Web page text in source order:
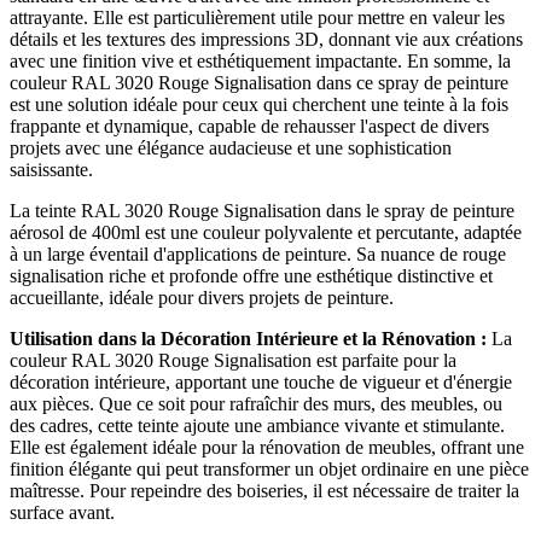
attrayante. Elle est particulièrement utile pour mettre en valeur les
détails et les textures des impressions 3D, donnant vie aux créations
avec une finition vive et esthétiquement impactante. En somme, la
couleur RAL 3020 Rouge Signalisation dans ce spray de peinture
est une solution idéale pour ceux qui cherchent une teinte à la fois
frappante et dynamique, capable de rehausser l'aspect de divers
projets avec une élégance audacieuse et une sophistication
saisissante.
La teinte RAL 3020 Rouge Signalisation dans le spray de peinture
aérosol de 400ml est une couleur polyvalente et percutante, adaptée
à un large éventail d'applications de peinture. Sa nuance de rouge
signalisation riche et profonde offre une esthétique distinctive et
accueillante, idéale pour divers projets de peinture.
Utilisation dans la Décoration Intérieure et la Rénovation : La
couleur RAL 3020 Rouge Signalisation est parfaite pour la
décoration intérieure, apportant une touche de vigueur et d'énergie
aux pièces. Que ce soit pour rafraîchir des murs, des meubles, ou
des cadres, cette teinte ajoute une ambiance vivante et stimulante.
Elle est également idéale pour la rénovation de meubles, offrant une
finition élégante qui peut transformer un objet ordinaire en une pièce
maîtresse. Pour repeindre des boiseries, il est nécessaire de traiter la
surface avant.